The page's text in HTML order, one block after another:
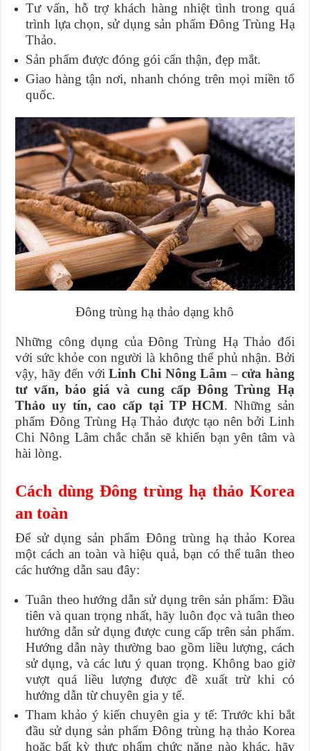
Tư vấn, hỗ trợ khách hàng nhiệt tình trong quá
trình lựa chọn, sử dụng sản phẩm Đông Trùng Hạ
Thảo.
Sản phẩm được đóng gói cẩn thận, đẹp mắt.
Giao hàng tận nơi, nhanh chóng trên mọi miền tổ
quốc.
Đông trùng hạ thảo dạng khô
Những công dụng của Đông Trùng Hạ Thảo đối
với sức khỏe con người là không thể phủ nhận. Bởi
vậy, hãy đến vớiLinh Chi Nông Lâm –cửa hàng
tư vấn, báo giá và cung cấp Đông Trùng Hạ
Thảo uy tín, cao cấp tại TP HCM. Những sản
phẩm Đông Trùng Hạ Thảo được tạo nên bởi Linh
Chi Nông Lâm chắc chắn sẽ khiến bạn yên tâm và
hài lòng.
Cách dùng Đông trùng hạ thảo Korea
an toàn
Để sử dụng sản phẩm Đông trùng hạ thảo Korea
một cách an toàn và hiệu quả, bạn có thể tuân theo
các hướng dẫn sau đây:
Tuân theo hướng dẫn sử dụng trên sản phẩm: Đầu
tiên và quan trọng nhất, hãy luôn đọc và tuân theo
hướng dẫn sử dụng được cung cấp trên sản phẩm.
Hướng dẫn này thường bao gồm liều lượng, cách
sử dụng, và các lưu ý quan trọng. Không bao giờ
vượt quá liều lượng được đề xuất trừ khi có
hướng dẫn từ chuyên gia y tế.
Tham khảo ý kiến chuyên gia y tế: Trước khi bắt
đầu sử dụng sản phẩm Đông trùng hạ thảo Korea
hoặc bất kỳ thực phẩm chức năng nào khác, hãy